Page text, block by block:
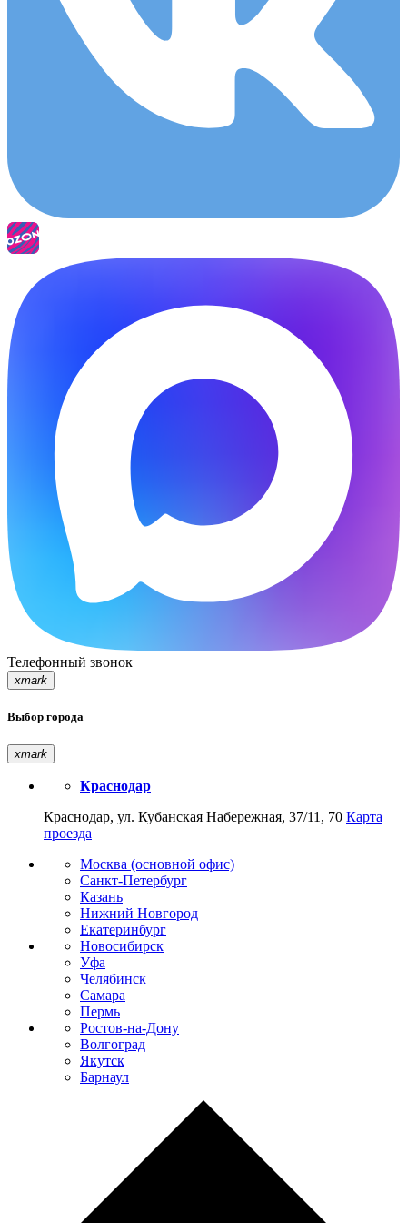
Телефонный звонок
xmark
Выбор города
xmark
Краснодар
Краснодар, ул. Кубанская Набережная, 37/11, 70 Карта
проезда
Москва (основной офис)
Санкт-Петербург
Казань
Нижний Новгород
Екатеринбург
Новосибирск
Уфа
Челябинск
Самара
Пермь
Ростов-на-Дону
Волгоград
Якутск
Барнаул